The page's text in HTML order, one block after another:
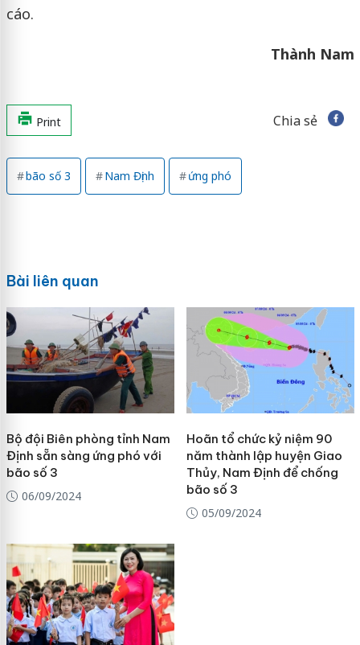
cáo.
Thành Nam
Print Chia sẻ
bão số 3 Nam Định ứng phó
Bài liên quan
Bộ đội Biên phòng tỉnh Nam
Định sẵn sàng ứng phó với
bão số 3
06/09/2024
Hoãn tổ chức kỷ niệm 90
năm thành lập huyện Giao
Thủy, Nam Định để chống
bão số 3
05/09/2024